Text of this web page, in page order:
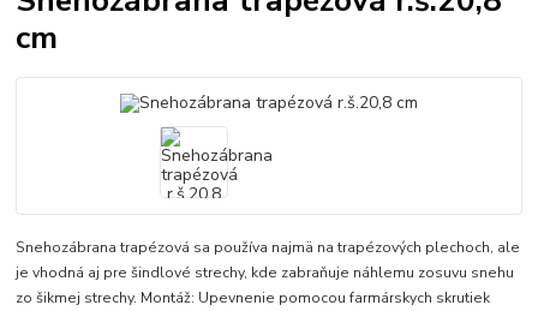
cm
Snehozábrana trapézová sa používa najmä na trapézových plechoch, ale
je vhodná aj pre šindlové strechy, kde zabraňuje náhlemu zosuvu snehu
zo šikmej strechy. Montáž: Upevnenie pomocou farmárskych skrutiek